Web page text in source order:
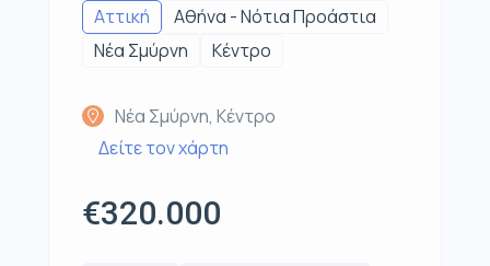
Αττική
Αθήνα - Νότια Προάστια
Νέα Σμύρνη
Κέντρο
Νέα Σμύρνη, Κέντρο
Δείτε τον χάρτη
€320.000